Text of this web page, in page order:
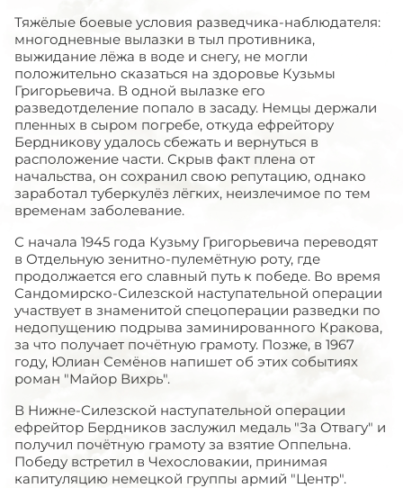
Тяжёлые боевые условия разведчика-наблюдателя:
многодневные вылазки в тыл противника,
выжидание лёжа в воде и снегу, не могли
положительно сказаться на здоровье Кузьмы
Григорьевича. В одной вылазке его
разведотделение попало в засаду. Немцы держали
пленных в сыром погребе, откуда ефрейтору
Бердникову удалось сбежать и вернуться в
расположение части. Скрыв факт плена от
начальства, он сохранил свою репутацию, однако
заработал туберкулёз лёгких, неизлечимое по тем
временам заболевание.
С начала 1945 года Кузьму Григорьевича переводят
в Отдельную зенитно-пулемётную роту, где
продолжается его славный путь к победе. Во время
Сандомирско-Силезской наступательной операции
участвует в знаменитой спецоперации разведки по
недопущению подрыва заминированного Кракова,
за что получает почётную грамоту. Позже, в 1967
году, Юлиан Семёнов напишет об этих событиях
роман "Майор Вихрь".
В Нижне-Силезской наступательной операции
ефрейтор Бердников заслужил медаль "За Отвагу" и
получил почётную грамоту за взятие Оппельна.
Победу встретил в Чехословакии, принимая
капитуляцию немецкой группы армий "Центр".